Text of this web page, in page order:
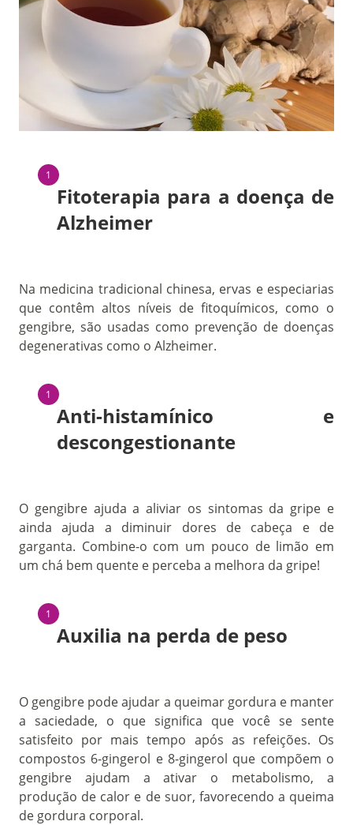
Fitoterapia para a doença de
Alzheimer
Na medicina tradicional chinesa, ervas e especiarias
que contêm altos níveis de fitoquímicos, como o
gengibre, são usadas como prevenção de doenças
degenerativas como o Alzheimer.
Anti-histamínico e
descongestionante
O gengibre ajuda a aliviar os sintomas da gripe e
ainda ajuda a diminuir dores de cabeça e de
garganta. Combine-o com um pouco de limão em
um chá bem quente e perceba a melhora da gripe!
Auxilia na perda de peso
O gengibre pode ajudar a queimar gordura e manter
a saciedade, o que significa que você se sente
satisfeito por mais tempo após as refeições. Os
compostos 6-gingerol e 8-gingerol que compõem o
gengibre ajudam a ativar o metabolismo, a
produção de calor e de suor, favorecendo a queima
de gordura corporal.